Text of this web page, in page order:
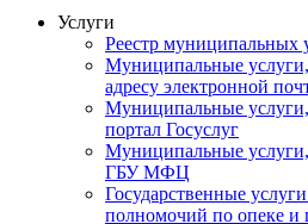
Услуги
Реестр муниципальных
Муниципальные
адресу электронной
Муниципальные услуги,
портал Госуслуг
Муниципальные услуги,
ГБУ МФЦ
Государственные
полномочий по опеке и